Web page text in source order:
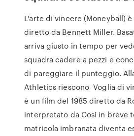
L'arte di vincere (Moneyball) è
diretto da Bennett Miller.
arriva giusto in tempo per
squadra cadere a pezzi e
di pareggiare il punteggio.
Athletics riescono Voglia di
è un film del 1985 diretto da
interpretato da Così in breve
matricola imbranata diventa